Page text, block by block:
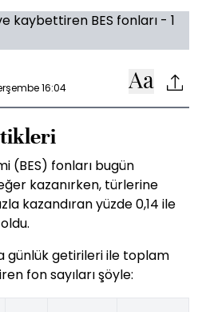
16:04
(BES) fonları bugün
kazanırken, türlerine
kazandıran yüzde 0,14 ile
günlük getirileri ile toplam
fon sayıları şöyle: